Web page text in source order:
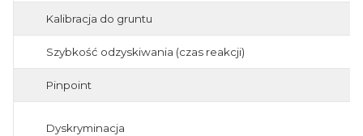
Kalibracja do gruntu
Szybkość odzyskiwania (czas reakcji)
Pinpoint
Dyskryminacja